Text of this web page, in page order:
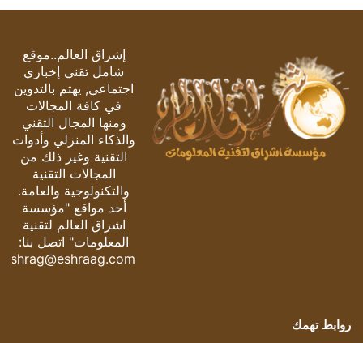
إشراق العالم..موقع
شامل تقني إخباري
اجتماعي, يهتم بالتدوين
في كافة المجالات
ومنها المجال التقني
والذكاء المنزلي وأدوات
التقنية وغير ذلك من
المجالات التقنية
والتكنولوجية والعامة.
أحد مواقع "مؤسسة
اشراق العالم لتقنية
المعلومات" اتصل بنا:
eshrag@eshraag.com
روابط تهمك